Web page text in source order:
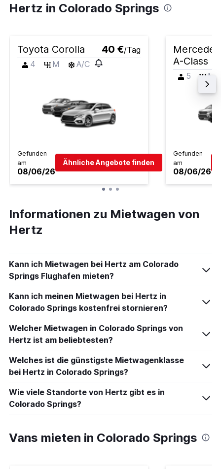
Hertz in Colorado Springs
Toyota Corolla 40 €/Tag
4
M A/C
Gefunden
am
08/06/26
Ähnliche Angebote finden
A-Class
5 M
Gefunden
am
08/06/26
Informationen zu Mietwagen von
Hertz
Kann ich Mietwagen bei Hertz am Colorado
Springs Flughafen mieten?
Kann ich meinen Mietwagen bei Hertz in
Colorado Springs kostenfrei stornieren?
Welcher Mietwagen in Colorado Springs von
Hertz ist am beliebtesten?
Welches ist die günstigste Mietwagenklasse
bei Hertz in Colorado Springs?
Wie viele Standorte von Hertz gibt es in
Colorado Springs?
Vans mieten in Colorado Springs